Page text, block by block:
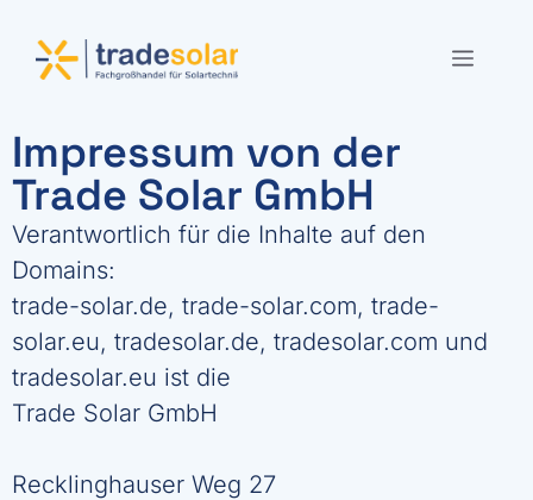
Impressum von der
Trade Solar GmbH
Verantwortlich für die Inhalte auf den
Domains:
trade-solar.de, trade-solar.com, trade-
solar.eu, tradesolar.de, tradesolar.com und
tradesolar.eu ist die
Trade Solar GmbH
Recklinghauser Weg 27